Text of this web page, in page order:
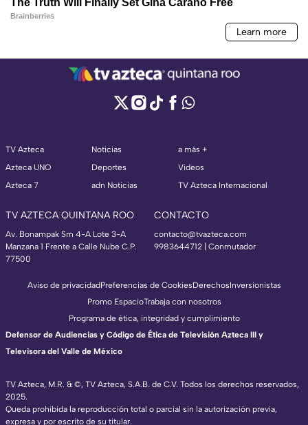
TV Azteca
Azteca UNO
Azteca 7
Noticias
Deportes
adn Noticias
a más +
Videos
TV Azteca Internacional
TV AZTECA QUINTANA ROO
Av. Bonampak Sm 4-A Lote 3-A
Manzana 1 Frente a Calle Nube C.P.
77500
CONTACTO
contacto@tvazteca.com
9983644712 | Conmutador
TV Azteca, M.R. & ©, TV Azteca, S.A.B. de C.V. Todos los derechos reservados,
2025.
Queda prohibida la reproducción total o parcial sin la autorización previa,
expresa y por escrito de su titular.
Aviso de privacidadPreferencias de CookiesDerechosInversionistas
Promo EspacioTrabaja con nosotros
Programa de ética, integridad y cumplimiento
Defensor de Audiencias y Código de Ética de Televisión Azteca III y
Televisora del Valle de México